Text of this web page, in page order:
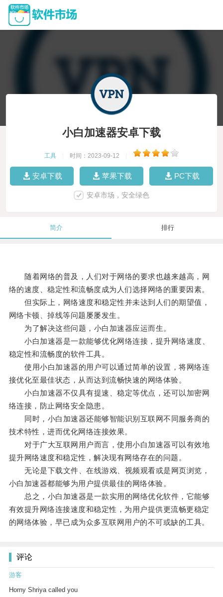
小白加速器安卓下载
工具 时间：2023-09-12
安卓下载 苹果下载 PC下载
安卓市场，安全绿色
简介 排行
随着网络的普及，人们对于网络的要求也越来越高，网
络的速度、稳定性和流畅度成为人们选择网络的重要因素。
但实际上，网络速度和稳定性并未达到人们的期望值，
网络卡顿、掉线等问题屡屡发生。
为了解决这些问题，小白加速器应运而生。
小白加速器是一款能够优化网络连接，提升网络速度、
稳定性和流畅度的软件工具。
使用小白加速器的用户可以通过简单的设置，将网络连
接优化至最佳状态，从而达到流畅快速的网络体验。
小白加速器不仅具有提速、稳定等优点，还可以加密网
络连接，防止网络安全隐患。
同时，小白加速器还能够智能识别互联网不同服务商的
技术特性，进而优化网络连接效果。
对于广大互联网用户而言，使用小白加速器可以有效地
提升网络速度和稳定性，解决现有网络存在的问题。
无论是下载文件、在线游戏、视频观看或是网页浏览，
小白加速器都能够为用户提供最佳的网络体验。
总之，小白加速器是一款实用的网络优化软件，它能够
有效提升网络连接速度和稳定性，为用户提供更流畅更稳定
的网络体验，早已成为众多互联网用户的不可或缺的工具。
评论
游客
Horny Shriya called you